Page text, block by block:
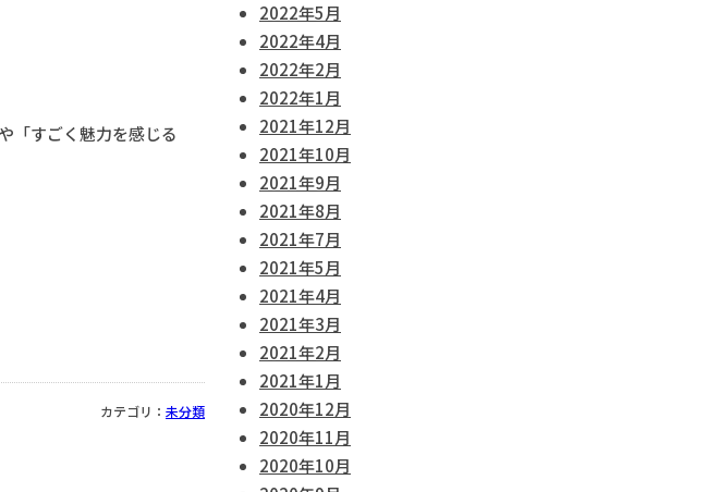
「すごく魅力を感じる
カテゴリ： 未分類
2022年5月
2022年4月
2022年2月
2022年1月
2021年12月
2021年10月
2021年9月
2021年8月
2021年7月
2021年5月
2021年4月
2021年3月
2021年2月
2021年1月
2020年12月
2020年11月
2020年10月